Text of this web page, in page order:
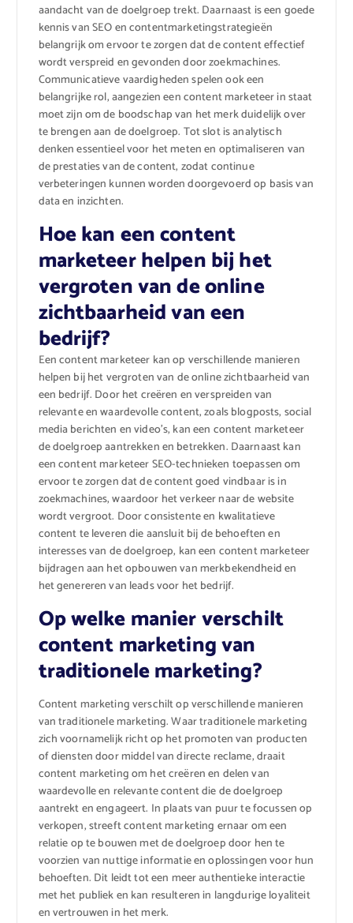
aandacht van de doelgroep trekt. Daarnaast is een goede
kennis van SEO en contentmarketingstrategieën
belangrijk om ervoor te zorgen dat de content effectief
wordt verspreid en gevonden door zoekmachines.
Communicatieve vaardigheden spelen ook een
belangrijke rol, aangezien een content marketeer in staat
moet zijn om de boodschap van het merk duidelijk over
te brengen aan de doelgroep. Tot slot is analytisch
denken essentieel voor het meten en optimaliseren van
de prestaties van de content, zodat continue
verbeteringen kunnen worden doorgevoerd op basis van
data en inzichten.
Hoe kan een content
marketeer helpen bij het
vergroten van de online
zichtbaarheid van een
bedrijf?
Een content marketeer kan op verschillende manieren
helpen bij het vergroten van de online zichtbaarheid van
een bedrijf. Door het creëren en verspreiden van
relevante en waardevolle content, zoals blogposts, social
media berichten en video’s, kan een content marketeer
de doelgroep aantrekken en betrekken. Daarnaast kan
een content marketeer SEO-technieken toepassen om
ervoor te zorgen dat de content goed vindbaar is in
zoekmachines, waardoor het verkeer naar de website
wordt vergroot. Door consistente en kwalitatieve
content te leveren die aansluit bij de behoeften en
interesses van de doelgroep, kan een content marketeer
bijdragen aan het opbouwen van merkbekendheid en
het genereren van leads voor het bedrijf.
Op welke manier verschilt
content marketing van
traditionele marketing?
Content marketing verschilt op verschillende manieren
van traditionele marketing. Waar traditionele marketing
zich voornamelijk richt op het promoten van producten
of diensten door middel van directe reclame, draait
content marketing om het creëren en delen van
waardevolle en relevante content die de doelgroep
aantrekt en engageert. In plaats van puur te focussen op
verkopen, streeft content marketing ernaar om een
relatie op te bouwen met de doelgroep door hen te
voorzien van nuttige informatie en oplossingen voor hun
behoeften. Dit leidt tot een meer authentieke interactie
met het publiek en kan resulteren in langdurige loyaliteit
en vertrouwen in het merk.